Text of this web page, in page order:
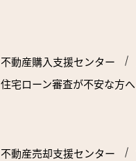
不動産購入支援センター
住宅ローン審査が不安な方へ
不動産売却支援センター